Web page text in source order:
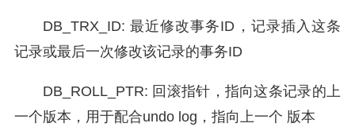
DB_TRX_ID: 最近修改事务ID，记录插入这条
记录或最后一次修改该记录的事务ID
DB_ROLL_PTR: 回滚指针，指向这条记录的上
一个版本，用于配合undo log，指向上一个 版本